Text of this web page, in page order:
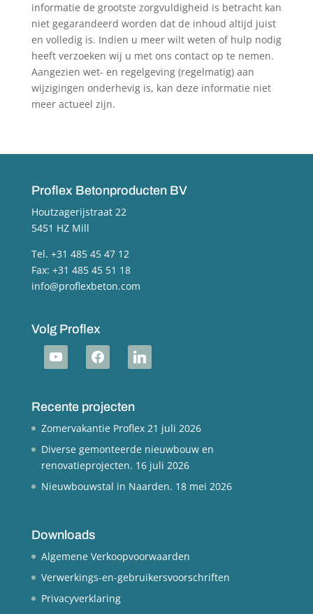
informatie de grootste zorgvuldigheid is betracht kan
niet gegarandeerd worden dat de inhoud altijd juist
en volledig is. Indien u meer wilt weten of hulp nodig
heeft verzoeken wij u met ons contact op te nemen.
Aangezien wet- en regelgeving (regelmatig) aan
wijzigingen onderhevig is, kan deze informatie niet
meer actueel zijn.
Proflex Betonproducten BV
Houtzagerijstraat 22
5451 HZ Mill
Tel. +31 485 45 47 12
Fax: +31 485 45 51 18
info@proflexbeton.com
Volg Proflex
youtube facebook linkedin
Recente projecten
Zomervakantie Proflex 21 juli 2026
Diverse gemonteerde nieuwbouw en
renovatieprojecten. 16 juli 2026
Nieuwbouwstal in Naarden. 18 mei 2026
Downloads
Algemene Verkoopvoorwaarden
Verwerkings-en-gebruikersvoorschriften
Privacyverklaring